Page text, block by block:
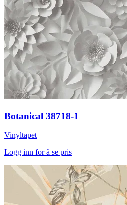
Botanical 38718-1
Vinyltapet
Logg inn for å se pris